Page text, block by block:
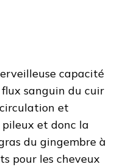
capacité
sanguin du cuir
et
et donc la
du gingembre à
pour les cheveux